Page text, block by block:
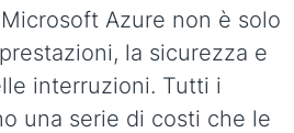
Azure non è solo
la sicurezza e
interruzioni. Tutti i
una serie di costi che le